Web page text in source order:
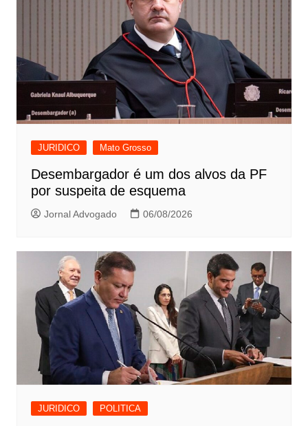
JURIDICO Mato Grosso
Desembargador é um dos alvos da PF
por suspeita de esquema
Jornal Advogado 06/08/2026
JURIDICO POLITICA